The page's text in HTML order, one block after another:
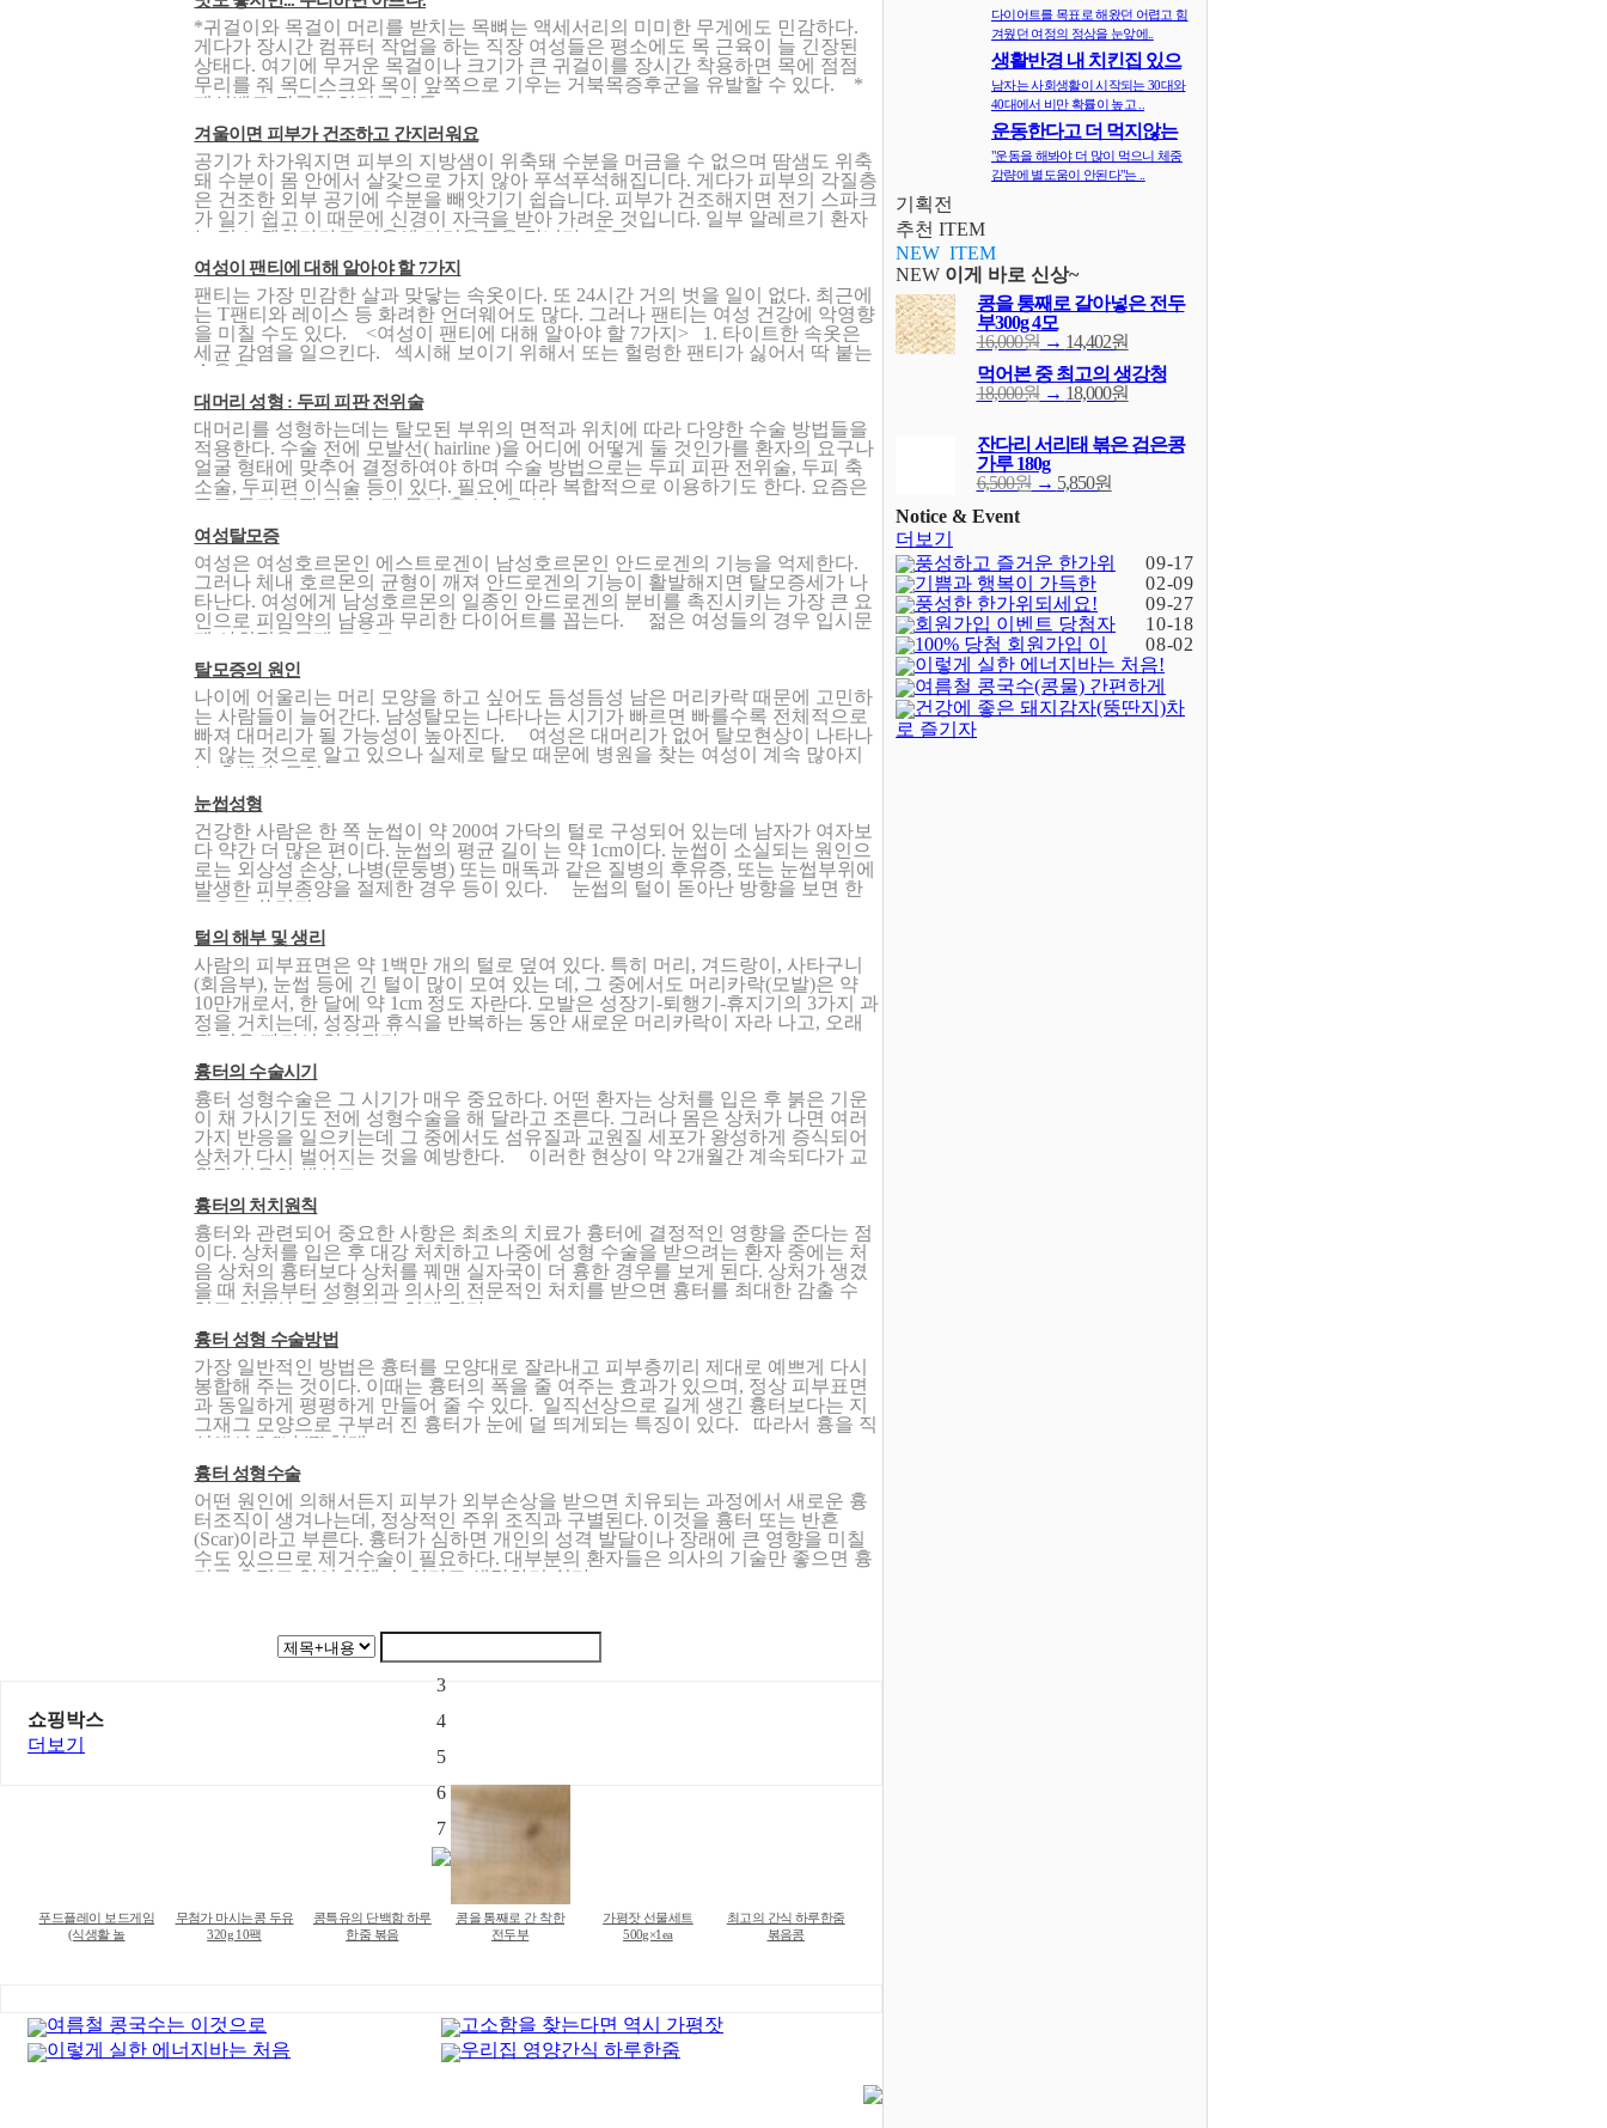
*귀걸이와 목걸이 머리를 받치는 목뼈는 액세서리의 미미한 무게에도 민감하다.
게다가 장시간 컴퓨터 작업을 하는 직장 여성들은 평소에도 목 근육이 늘 긴장된
상태다. 여기에 무거운 목걸이나 크기가 큰 귀걸이를 장시간 착용하면 목에 점점
무리를 줘 목디스크와 목이 앞쪽으로 기우는 거북목증후군을 유발할 수 있다. *
패션벨트 잘록한 허리를 만들..
겨울이면 피부가 건조하고 간지러워요
공기가 차가워지면 피부의 지방샘이 위축돼 수분을 머금을 수 없으며 땀샘도 위축
돼 수분이 몸 안에서 살갗으로 가지 않아 푸석푸석해집니다. 게다가 피부의 각질층
은 건조한 외부 공기에 수분을 빼앗기기 쉽습니다. 피부가 건조해지면 전기 스파크
가 일기 쉽고 이 때문에 신경이 자극을 받아 가려운 것입니다. 일부 알레르기 환자
는 평소 괜찮다가도 겨울에 가려움증을 탑니다. 음주 ..
여성이 팬티에 대해 알아야 할 7가지
팬티는 가장 민감한 살과 맞닿는 속옷이다. 또 24시간 거의 벗을 일이 없다. 최근에
는 T팬티와 레이스 등 화려한 언더웨어도 많다. 그러나 팬티는 여성 건강에 악영향
을 미칠 수도 있다. <여성이 팬티에 대해 알아야 할 7가지> 1. 타이트한 속옷은
세균 감염을 일으킨다. 섹시해 보이기 위해서 또는 헐렁한 팬티가 싫어서 딱 붙는
속옷을 ..
대머리 성형 : 두피 피판 전위술
대머리를 성형하는데는 탈모된 부위의 면적과 위치에 따라 다양한 수술 방법들을
적용한다. 수술 전에 모발선( hairline )을 어디에 어떻게 둘 것인가를 환자의 요구나
얼굴 형태에 맞추어 결정하여야 하며 수술 방법으로는 두피 피판 전위술, 두피 축
소술, 두피편 이식술 등이 있다. 필요에 따라 복합적으로 이용하기도 한다. 요즘은
주로 두피 피판 전위술과 두피 축소술을 시..
여성탈모증
여성은 여성호르몬인 에스트로겐이 남성호르몬인 안드로겐의 기능을 억제한다.
그러나 체내 호르몬의 균형이 깨져 안드로겐의 기능이 활발해지면 탈모증세가 나
타난다. 여성에게 남성호르몬의 일종인 안드로겐의 분비를 촉진시키는 가장 큰 요
인으로 피임약의 남용과 무리한 다이어트를 꼽는다. 젊은 여성들의 경우 입시문
제 사회적응문제 등으로 ..
탈모증의 원인
나이에 어울리는 머리 모양을 하고 싶어도 듬성듬성 남은 머리카락 때문에 고민하
는 사람들이 늘어간다. 남성탈모는 나타나는 시기가 빠르면 빠를수록 전체적으로
빠져 대머리가 될 가능성이 높아진다. 여성은 대머리가 없어 탈모현상이 나타나
지 않는 것으로 알고 있으나 실제로 탈모 때문에 병원을 찾는 여성이 계속 많아지
는 추세다. 특히 ..
눈썹성형
건강한 사람은 한 쪽 눈썹이 약 200여 가닥의 털로 구성되어 있는데 남자가 여자보
다 약간 더 많은 편이다. 눈썹의 평균 길이 는 약 1cm이다. 눈썹이 소실되는 원인으
로는 외상성 손상, 나병(문둥병) 또는 매독과 같은 질병의 후유증, 또는 눈썹부위에
발생한 피부종양을 절제한 경우 등이 있다. 눈썹의 털이 돋아난 방향을 보면 한
곳으로 쏠리지 ..
털의 해부 및 생리
사람의 피부표면은 약 1백만 개의 털로 덮여 있다. 특히 머리, 겨드랑이, 사타구니
(회음부), 눈썹 등에 긴 털이 많이 모여 있는 데, 그 중에서도 머리카락(모발)은 약
10만개로서, 한 달에 약 1cm 정도 자란다. 모발은 성장기-퇴행기-휴지기의 3가지 과
정을 거치는데, 성장과 휴식을 반복하는 동안 새로운 머리카락이 자라 나고, 오래
된 것은 빠져서 없어진다. ..
흉터의 수술시기
흉터 성형수술은 그 시기가 매우 중요하다. 어떤 환자는 상처를 입은 후 붉은 기운
이 채 가시기도 전에 성형수술을 해 달라고 조른다. 그러나 몸은 상처가 나면 여러
가지 반응을 일으키는데 그 중에서도 섬유질과 교원질 세포가 왕성하게 증식되어
상처가 다시 벌어지는 것을 예방한다. 이러한 현상이 약 2개월간 계속되다가 교
원질 섬유의 생성도..
흉터의 처치원칙
흉터와 관련되어 중요한 사항은 최초의 치료가 흉터에 결정적인 영향을 준다는 점
이다. 상처를 입은 후 대강 처치하고 나중에 성형 수술을 받으려는 환자 중에는 처
음 상처의 흉터보다 상처를 꿰맨 실자국이 더 흉한 경우를 보게 된다. 상처가 생겼
을 때 처음부터 성형외과 의사의 전문적인 처치를 받으면 흉터를 최대한 감출 수
있고 외형상 좋은 결과를 얻게 된다. ..
흉터 성형 수술방법
가장 일반적인 방법은 흉터를 모양대로 잘라내고 피부층끼리 제대로 예쁘게 다시
봉합해 주는 것이다. 이때는 흉터의 폭을 줄 여주는 효과가 있으며, 정상 피부표면
과 동일하게 평평하게 만들어 줄 수 있다. 일직선상으로 길게 생긴 흉터보다는 지
그재그 모양으로 구부러 진 흉터가 눈에 덜 띄게되는 특징이 있다. 따라서 흉을 직
선에서 'W'나 'Z' 형태..
흉터 성형수술
어떤 원인에 의해서든지 피부가 외부손상을 받으면 치유되는 과정에서 새로운 흉
터조직이 생겨나는데, 정상적인 주위 조직과 구별된다. 이것을 흉터 또는 반흔
(Scar)이라고 부른다. 흉터가 심하면 개인의 성격 발달이나 장래에 큰 영향을 미칠
수도 있으므로 제거수술이 필요하다. 대부분의 환자들은 의사의 기술만 좋으면 흉
터를 흔적도 없이 없앨 수 있다고 생각하기 쉽다. ..
3
4
5
6
7
쇼핑박스
더보기
푸드플레이 보드게임
(식생활 놀
무첨가 마시는콩 두유
320g 10팩
콩특유의 단백함 하루
한줌 볶음
콩을 통째로 간 착한
전두부
가평잣 선물세트
500g×1ea
최고의 간식 하루한줌
볶음콩
여름철 콩국수는 이것으로
고소함을 찾는다면 역시 가평잣
이렇게 실한 에너지바는 처음
우리집 영양간식 하루한줌
지
다이어트를 목표로 해왔던 어렵고 힘
겨웠던 여정의 정상을 눈앞에..
생활반경 내 치킨집 있으
면 비만확률 ..
남자는 사회생활이 시작되는 30대와
40대에서 비만 확률이 높고 ..
운동한다고 더 먹지않는
다? 오히려 식..
"운동을 해봐야 더 많이 먹으니 체중
감량에 별도움이 안된다"는 ..
기획전
추천 ITEM
NEW ITEM
NEW 이게 바로 신상~
콩을 통째로 갈아넣은 전두
부300g 4모
16,000원→ 14,402원
먹어본 중 최고의 생강청
18,000원→ 18,000원
잔다리 서리태 볶은 검은콩
가루 180g
6,500원→ 5,850원
Notice & Event
더보기
풍성하고 즐거운 한가위
되세요! (-402)
09-17
기쁨과 행복이 가득한
새해되세요!
02-09
풍성한 한가위되세요!
09-27
회원가입 이벤트 당첨자
발표 (4)
10-18
100% 당첨 회원가입 이
벤트(종료) (23)
08-02
이렇게 실한 에너지바는 처음!
여름철 콩국수(콩물) 간편하게
건강에 좋은 돼지감자(뚱딴지)차
로 즐기자